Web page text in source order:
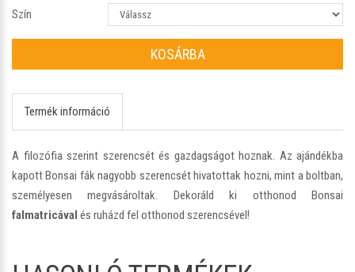
Szín
KOSÁRBA
Termék információ
A filozófia szerint szerencsét és gazdagságot hoznak. Az ajándékba
kapott Bonsai fák nagyobb szerencsét hivatottak hozni, mint a boltban,
személyesen megvásároltak. Dekoráld ki otthonod Bonsai
falmatricával és ruházd fel otthonod szerencsével!